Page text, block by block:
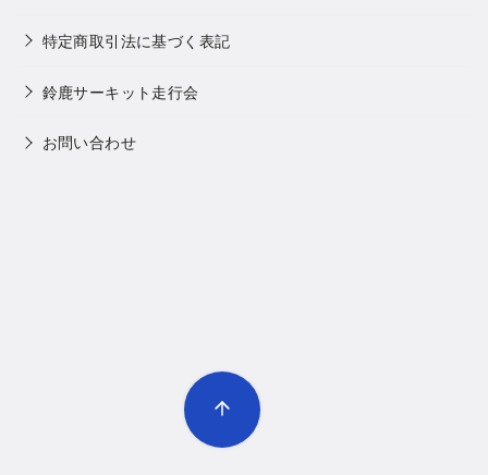
特定商取引法に基づく表記
鈴鹿サーキット走行会
お問い合わせ